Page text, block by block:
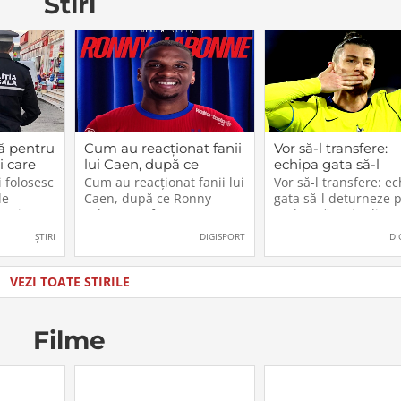
pentru
care
iar
sau
un
în care
ȘTIRI
Cum au reacționat fanii
lui Caen, după ce
Ronny Labonne a fost
prezentat oficial la
FCSB
Cum au reacționat fanii lui
Caen, după ce Ronny
Labonne a fost prezentat
DIGISPORT
Vor să-l transfere:
echipa gata să-l
deturneze pe
Drăgușin din
către Juventus!
Vor să-l transfere:
gata să-l deturneze
Radu Drăgușin din
drumul către
VEZI TOATE STIRILE
Filme